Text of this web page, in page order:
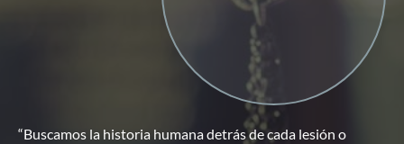
“Buscamos la historia humana detrás de cada lesión o